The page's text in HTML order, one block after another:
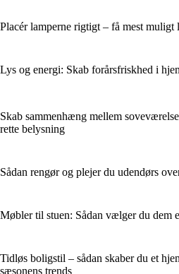
Placér lamperne rigtigt – få mest
Lys og energi: Skab forårsfriskhed i
Skab sammenhæng mellem
rette belysning
Sådan rengør og plejer du udendørs
Møbler til stuen: Sådan vælger du dem
Tidløs boligstil – sådan skaber du et
sæsonens trends